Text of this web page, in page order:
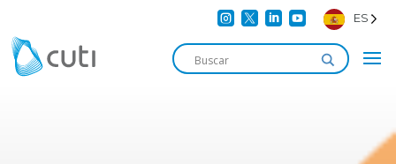
    ES